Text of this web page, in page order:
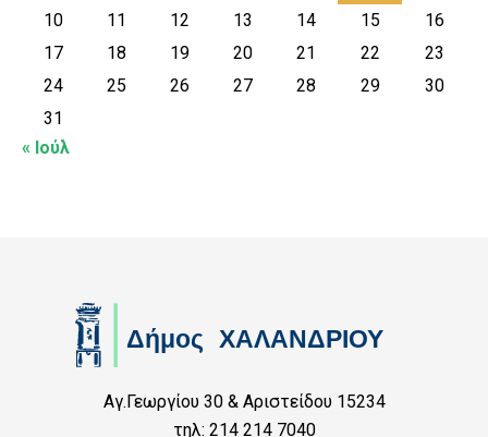
10
11 12 13 14 15
16
17
18 19 20 21 22
23
24
25 26 27 28 29
30
31
« Ιούλ
Αγ.Γεωργίου 30 & Αριστείδου 15234
τηλ: 214 214 7040